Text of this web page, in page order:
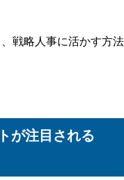
戦略人事に活かす方法
が注目される